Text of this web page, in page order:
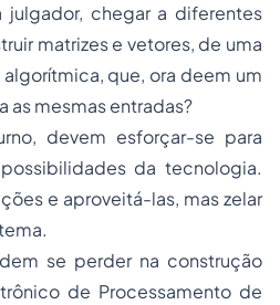
chegar a diferentes
matrizes e vetores, de uma
que, ora deem um
as mesmas entradas?
devem esforçar-se para
da tecnologia.
e aproveitá-las, mas zelar
se perder na construção
de Processamento de